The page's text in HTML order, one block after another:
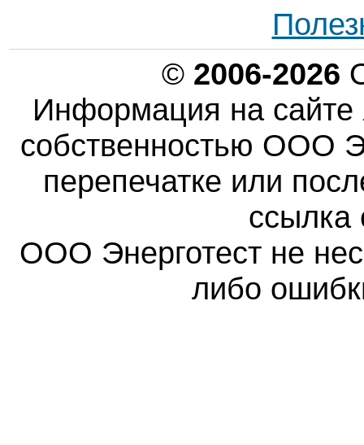
© 2006-2026
Информация на сайте
собственностью ООО
перепечатке или
ссылка
ООО Энерготест не
либо